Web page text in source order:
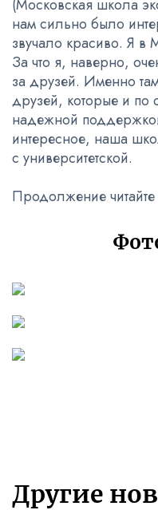
(Московская школа
нам сильно было
звучало красиво. Я в
За что я, наверно,
за друзей. Именно
друзей, которые и по
надежной
интересное, наша
с университетской.
Продолжение
Другие